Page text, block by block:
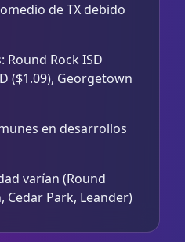
de TX debido
Round Rock ISD
($1.09), Georgetown
en desarrollos
varían (Round
Cedar Park, Leander)